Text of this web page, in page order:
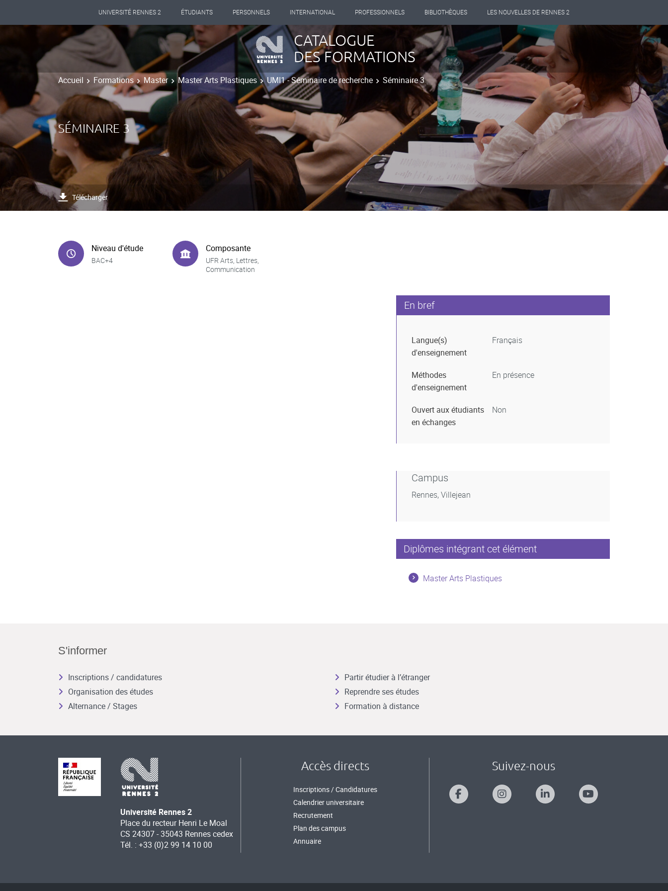
UNIVERSITÉ RENNES 2 ÉTUDIANTS PERSONNELS INTERNATIONAL PROFESSIONNELS BIBLIOTHÈQUES LES NOUVELLES DE RENNES 2
CATALOGUE
DES FORMATIONS
Accueil Formations Master Master Arts Plastiques UMI1 - Séminaire de recherche Séminaire 3
SÉMINAIRE 3
Télécharger
Niveau d'étude
BAC+4
Composante
UFR Arts, Lettres,
Communication
En bref
Langue(s)
d'enseignement
Français
Méthodes
d'enseignement
En présence
Ouvert aux étudiants
en échanges
Non
Campus
Rennes, Villejean
Diplômes intégrant cet élément
Master Arts Plastiques
S'informer
Inscriptions / candidatures
Organisation des études
Alternance / Stages
Partir étudier à l’étranger
Reprendre ses études
Formation à distance
Université Rennes 2
Place du recteur Henri Le Moal
CS 24307 - 35043 Rennes cedex
Tél. : +33 (0)2 99 14 10 00
Accès directs
Inscriptions / Candidatures
Calendrier universitaire
Recrutement
Plan des campus
Annuaire
Suivez-nous